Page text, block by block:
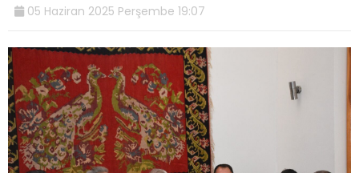
05 Haziran 2025 Perşembe 19:07